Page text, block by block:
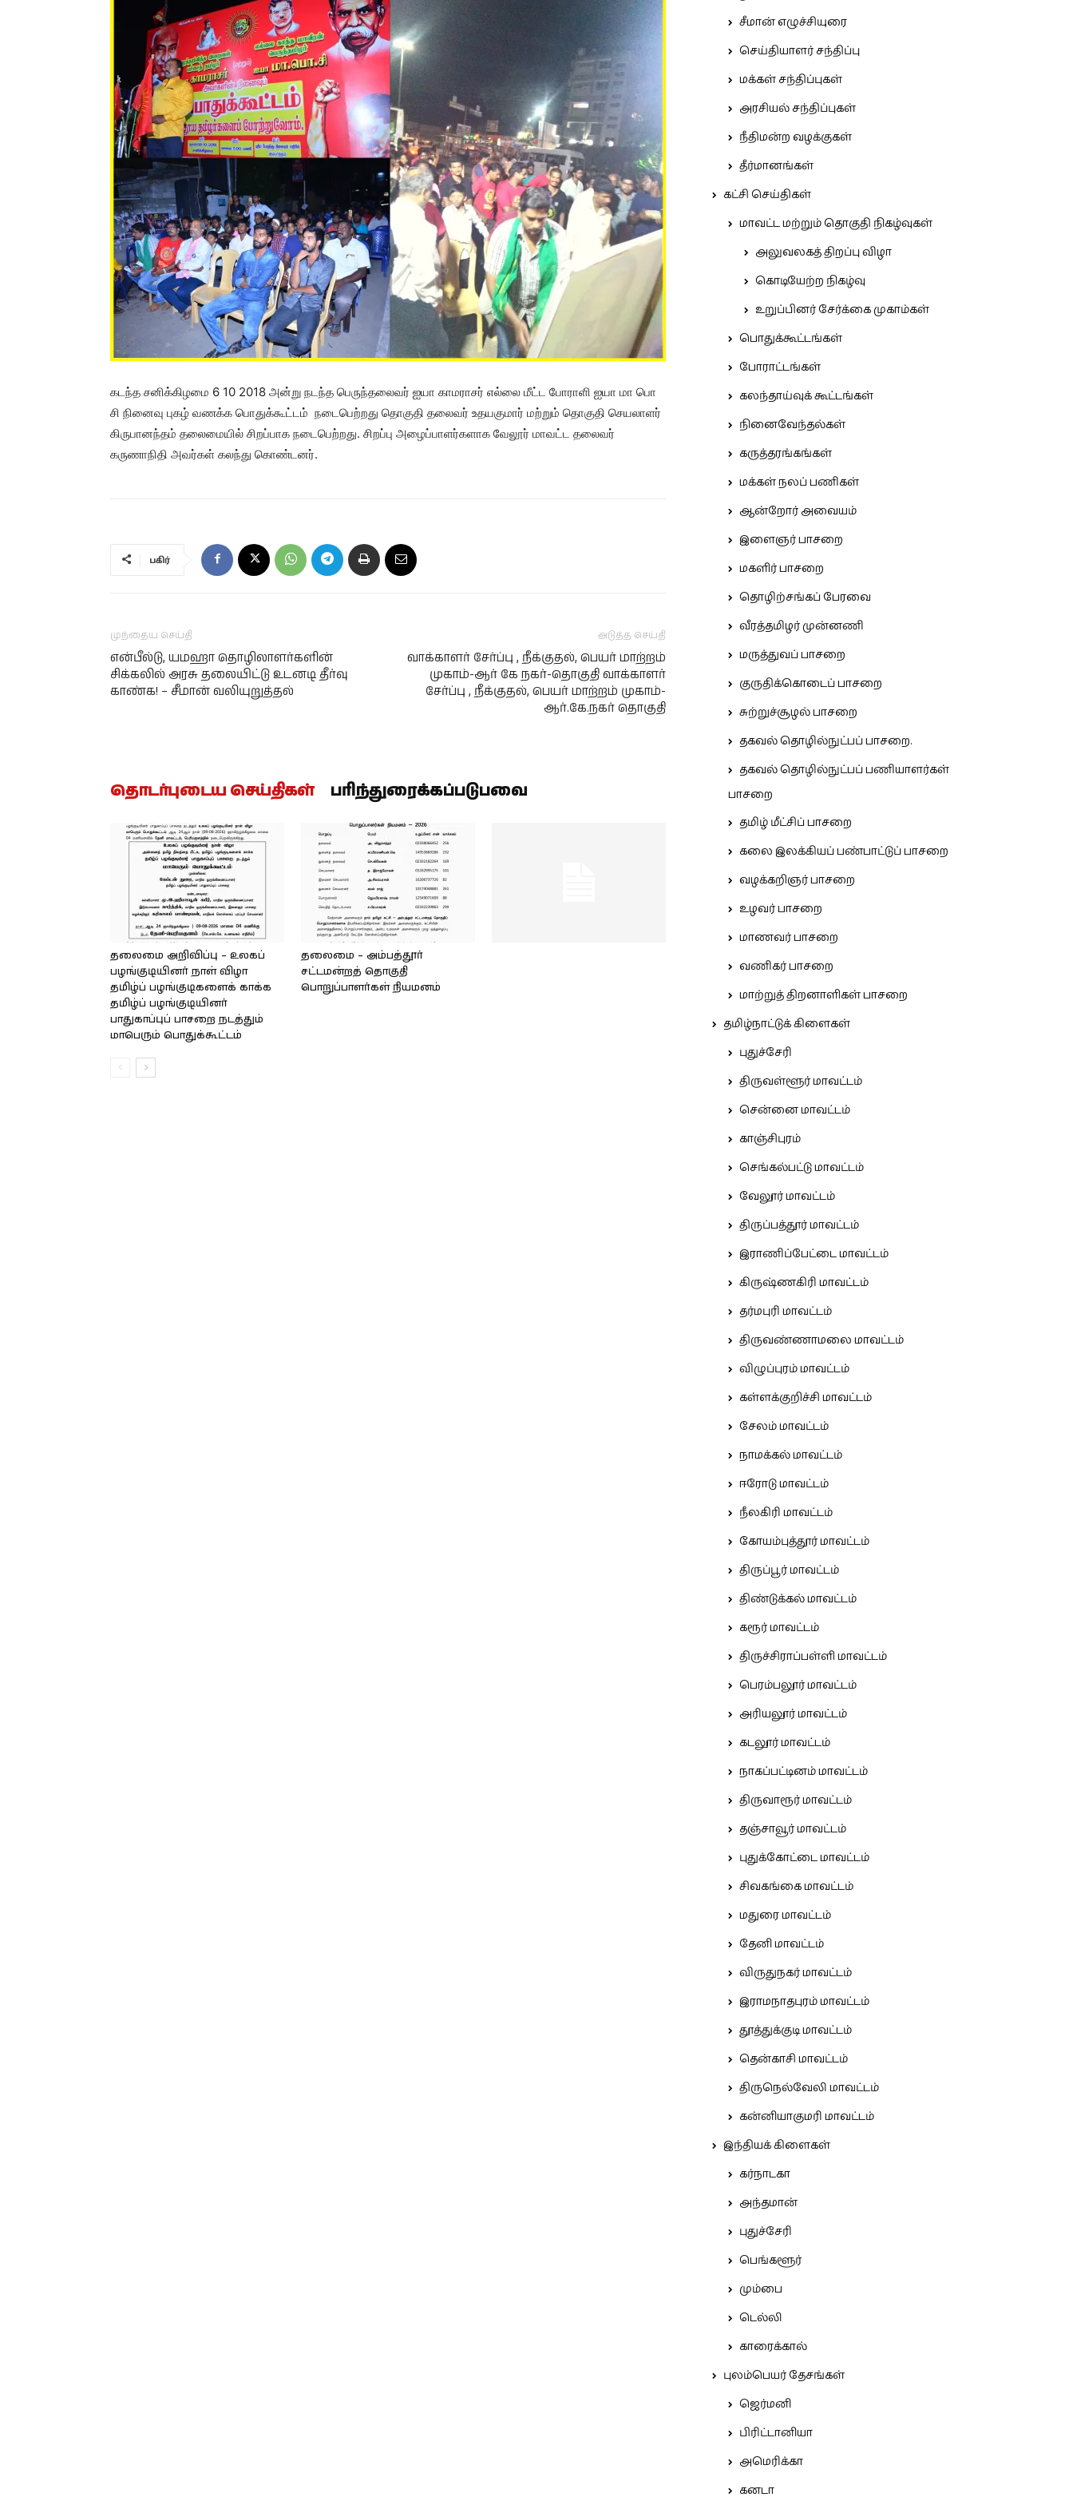
கடந்த சனிக்கிழமை 6 10 2018 அன்று நடந்த பெருந்தலைவர் ஐயா காமராசர் எல்லை மீட்ட போராளி ஐயா மா பொ
சி நினைவு புகழ் வணக்க பொதுக்கூட்டம் நடைபெற்றது தொகுதி தலைவர் உதயகுமார் மற்றும் தொகுதி செயலாளர்
கிருபானந்தம் தலைமையில் சிறப்பாக நடைபெற்றது. சிறப்பு அழைப்பாளர்களாக வேலூர் மாவட்ட தலைவர்
கருணாநிதி அவர்கள் கலந்து கொண்டனர்.
பகிர்
முந்தைய செய்தி
என்பீல்டு, யமஹா தொழிலாளர்களின்
சிக்கலில் அரசு தலையிட்டு உடனடி தீர்வு
காண்க! – சீமான் வலியுறுத்தல்
அடுத்த செய்தி
வாக்காளர் சேர்ப்பு , நீக்குதல், பெயர் மாற்றம்
முகாம்-ஆர் கே நகர்-தொகுதி வாக்காளர்
சேர்ப்பு , நீக்குதல், பெயர் மாற்றம் முகாம்-
ஆர்.கே.நகர் தொகுதி
தொடர்புடைய செய்திகள் பரிந்துரைக்கப்படுபவை
தலைமை அறிவிப்பு – உலகப்
பழங்குடியினர் நாள் விழா
தமிழ்ப் பழங்குடிகளைக் காக்க
தமிழ்ப் பழங்குடியினர்
பாதுகாப்புப் பாசறை நடத்தும்
மாபெரும் பொதுக்கூட்டம்
தலைமை – அம்பத்தூர்
சட்டமன்றத் தொகுதி
பொறுப்பாளர்கள் நியமனம்
சீமான் எழுச்சியுரை
செய்தியாளர் சந்திப்பு
மக்கள் சந்திப்புகள்
அரசியல் சந்திப்புகள்
நீதிமன்ற வழக்குகள்
தீர்மானங்கள்
கட்சி செய்திகள்
மாவட்ட மற்றும் தொகுதி நிகழ்வுகள்
அலுவலகத் திறப்பு விழா
கொடியேற்ற நிகழ்வு
உறுப்பினர் சேர்க்கை முகாம்கள்
பொதுக்கூட்டங்கள்
போராட்டங்கள்
கலந்தாய்வுக் கூட்டங்கள்
நினைவேந்தல்கள்
கருத்தரங்கங்கள்
மக்கள் நலப் பணிகள்
ஆன்றோர் அவையம்
இளைஞர் பாசறை
மகளிர் பாசறை
தொழிற்சங்கப் பேரவை
வீரத்தமிழர் முன்னணி
மருத்துவப் பாசறை
குருதிக்கொடைப் பாசறை
சுற்றுச்சூழல் பாசறை
தகவல் தொழில்நுட்பப் பாசறை.
தகவல் தொழில்நுட்பப் பணியாளர்கள்
பாசறை
தமிழ் மீட்சிப் பாசறை
கலை இலக்கியப் பண்பாட்டுப் பாசறை
வழக்கறிஞர் பாசறை
உழவர் பாசறை
மாணவர் பாசறை
வணிகர் பாசறை
மாற்றுத் திறனாளிகள் பாசறை
தமிழ்நாட்டுக் கிளைகள்
புதுச்சேரி
திருவள்ளூர் மாவட்டம்
சென்னை மாவட்டம்
காஞ்சிபுரம்
செங்கல்பட்டு மாவட்டம்
வேலூர் மாவட்டம்
திருப்பத்தூர் மாவட்டம்
இராணிப்பேட்டை மாவட்டம்
கிருஷ்ணகிரி மாவட்டம்
தர்மபுரி மாவட்டம்
திருவண்ணாமலை மாவட்டம்
விழுப்புரம் மாவட்டம்
கள்ளக்குறிச்சி மாவட்டம்
சேலம் மாவட்டம்
நாமக்கல் மாவட்டம்
ஈரோடு மாவட்டம்
நீலகிரி மாவட்டம்
கோயம்புத்தூர் மாவட்டம்
திருப்பூர் மாவட்டம்
திண்டுக்கல் மாவட்டம்
கரூர் மாவட்டம்
திருச்சிராப்பள்ளி மாவட்டம்
பெரம்பலூர் மாவட்டம்
அரியலூர் மாவட்டம்
கடலூர் மாவட்டம்
நாகப்பட்டினம் மாவட்டம்
திருவாரூர் மாவட்டம்
தஞ்சாவூர் மாவட்டம்
புதுக்கோட்டை மாவட்டம்
சிவகங்கை மாவட்டம்
மதுரை மாவட்டம்
தேனி மாவட்டம்
விருதுநகர் மாவட்டம்
இராமநாதபுரம் மாவட்டம்
தூத்துக்குடி மாவட்டம்
தென்காசி மாவட்டம்
திருநெல்வேலி மாவட்டம்
கன்னியாகுமரி மாவட்டம்
இந்தியக் கிளைகள்
கர்நாடகா
அந்தமான்
புதுச்சேரி
பெங்களூர்
மும்பை
டெல்லி
காரைக்கால்
புலம்பெயர் தேசங்கள்
ஜெர்மனி
பிரிட்டானியா
அமெரிக்கா
கனடா